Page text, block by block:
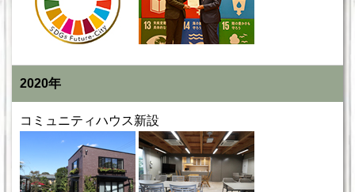
2020年
コミュニティハウス新設